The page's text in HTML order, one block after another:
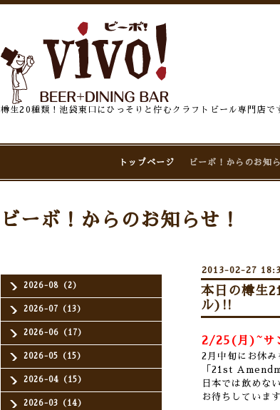
樽生20種類！池袋東口にひっそりと佇むクラフトビール専門店で
トップページ ビーボ！からのお知
2026-08（2）
2026-07（13）
2026-06（17）
2026-05（15）
2026-04（15）
2026-03（14）
ビーボ！からのお知らせ！
2013-02-27
本日の樽生
ル)!!
2/25(月)~サ
2月中旬にお休み
「21st
日本では飲めな
お待ちしてい